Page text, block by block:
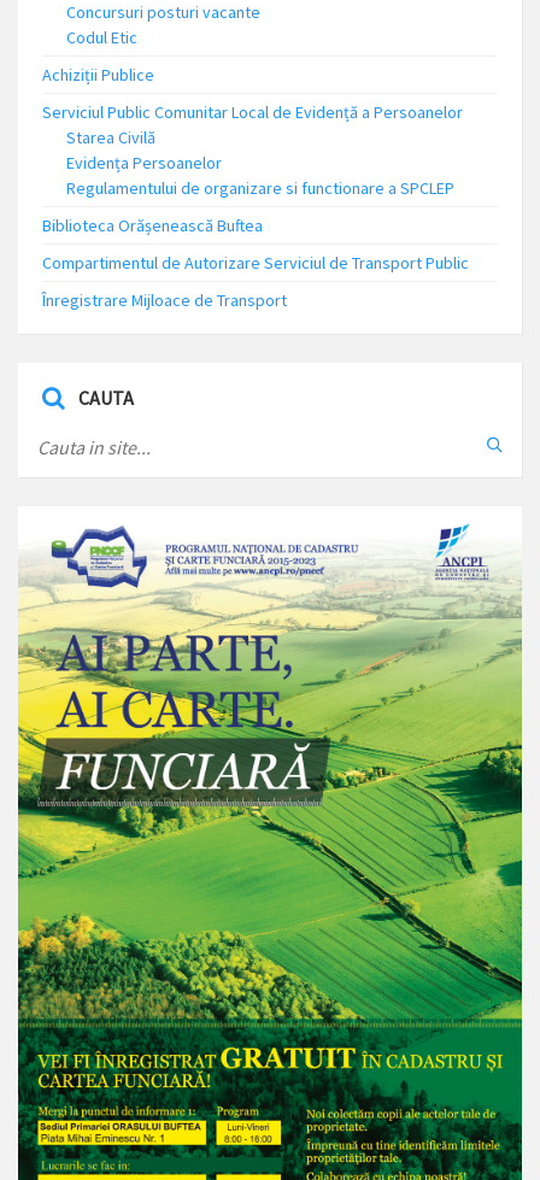
Concursuri posturi vacante
Codul Etic
Achiziții Publice
Serviciul Public Comunitar Local de Evidență a Persoanelor
Starea Civilă
Evidența Persoanelor
Regulamentului de organizare si functionare a SPCLEP
Biblioteca Orășenească Buftea
Compartimentul de Autorizare Serviciul de Transport Public
Înregistrare Mijloace de Transport
CAUTA